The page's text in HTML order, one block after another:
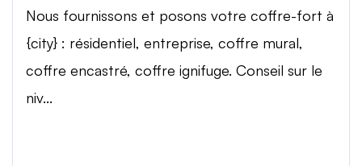
Nous fournissons et posons votre coffre-fort à
{city} : résidentiel, entreprise, coffre mural,
coffre encastré, coffre ignifuge. Conseil sur le
niv...